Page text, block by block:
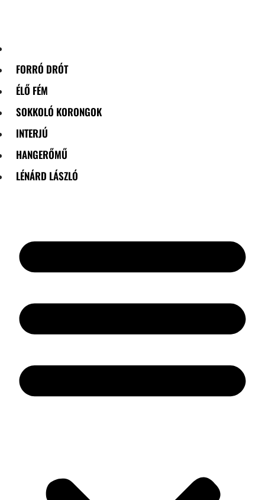
FORRÓ DRÓT
ÉLŐ FÉM
SOKKOLÓ KORONGOK
INTERJÚ
HANGERŐMŰ
LÉNÁRD LÁSZLÓ